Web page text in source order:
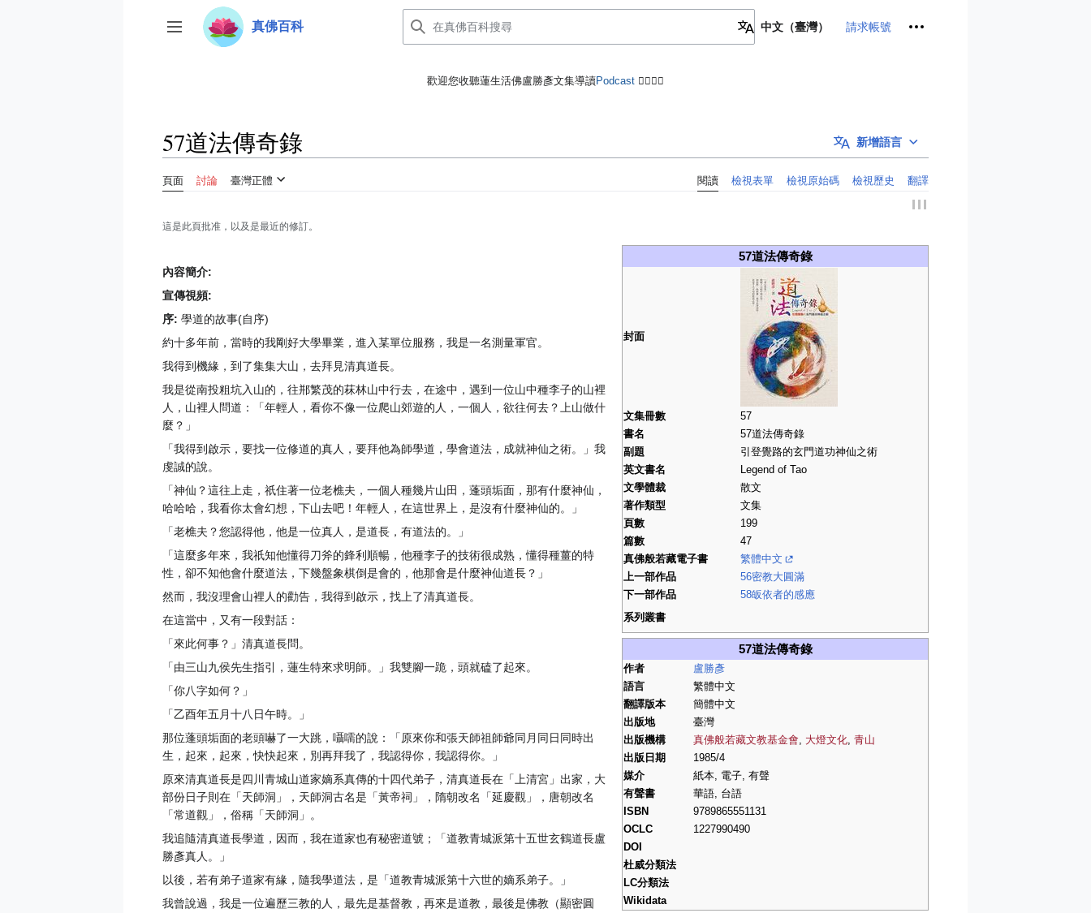
至切換側欄
真佛百科 中文（臺灣） 請求帳號 個人工具
歡迎您收聽蓮生活佛盧勝彥文集導讀Podcast 🙋‍♂️🙋‍♀️
新增語言
57道法傳奇錄
頁面 討論 臺灣正體 閱讀 檢視表單 檢視原始碼 檢視歷史 翻譯
這是此頁批准，以及是最近的修訂。
57道法傳奇錄
封面
文集冊數
57
書名
57道法傳奇錄
副題
引登覺路的玄門道功神仙之術
英文書名
Legend of Tao
文學體裁
散文
著作類型
文集
頁數
199
篇數
47
真佛般若藏電子書
繁體中文
上一部作品
56密教大圓滿
下一部作品
58皈依者的感應
系列叢書
57道法傳奇錄
作者
盧勝彥
語言
繁體中文
翻譯版本
簡體中文
出版地
臺灣
出版機構
真佛般若藏文教基金會 , 大燈文化, 青山
出版日期
1985/4
媒介
紙本, 電子, 有聲
有聲書
華語, 台語
ISBN
9789865551131
OCLC
1227990490
DOI
杜威分類法
LC分類法
Wikidata
內容簡介:
宣傳視頻:
序: 學道的故事(自序)
約十多年前，當時的我剛好大學畢業，進入某單位服務，我是一名測量軍官。
我得到機緣，到了集集大山，去拜見清真道長。
我是從南投粗坑入山的，往郱繁茂的菻林山中行去，在途中，遇到一位山中種李子的山裡
人，山裡人問道：「年輕人，看你不像一位爬山郊遊的人，一個人，欲往何去？上山做什
麼？」
「我得到啟示，要找一位修道的真人，要拜他為師學道，學會道法，成就神仙之術。」我
虔誠的說。
「神仙？這往上走，祇住著一位老樵夫，一個人種幾片山田，蓬頭垢面，那有什麼神仙，
哈哈哈，我看你太會幻想，下山去吧！年輕人，在這世界上，是沒有什麼神仙的。」
「老樵夫？您認得他，他是一位真人，是道長，有道法的。」
「這麼多年來，我祇知他懂得刀斧的鋒利順暢，他種李子的技術很成熟，懂得種薑的特
性，卻不知他會什麼道法，下幾盤象棋倒是會的，他那會是什麼神仙道長？」
然而，我沒理會山裡人的勸告，我得到啟示，找上了清真道長。
在這當中，又有一段對話：
「來此何事？」清真道長問。
「由三山九侯先生指引，蓮生特來求明師。」我雙腳一跪，頭就磕了起來。
「你八字如何？」
「乙酉年五月十八日午時。」
那位蓬頭垢面的老頭嚇了一大跳，囁嚅的說：「原來你和張天師祖師爺同月同日同時出
生，起來，起來，快快起來，別再拜我了，我認得你，我認得你。」
原來清真道長是四川青城山道家嫡系真傳的十四代弟子，清真道長在「上清宮」出家，大
部份日子則在「天師洞」，天師洞古名是「黃帝祠」，隋朝改名「延慶觀」，唐朝改名
「常道觀」，俗稱「天師洞」。
我追隨清真道長學道，因而，我在道家也有秘密道號；「道教青城派第十五世玄鶴道長盧
勝彥真人。」
以後，若有弟子道家有緣，隨我學道法，是「道教青城派第十六世的嫡系弟子。」
我曾說過，我是一位遍歷三教的人，最先是基督教，再來是道教，最後是佛教（顯密圓